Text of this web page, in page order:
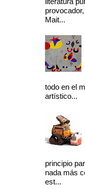
Mait...
todo en el
artístico...
principio
nada más
est...